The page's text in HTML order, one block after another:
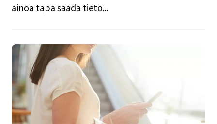
ainoa tapa saada tieto...